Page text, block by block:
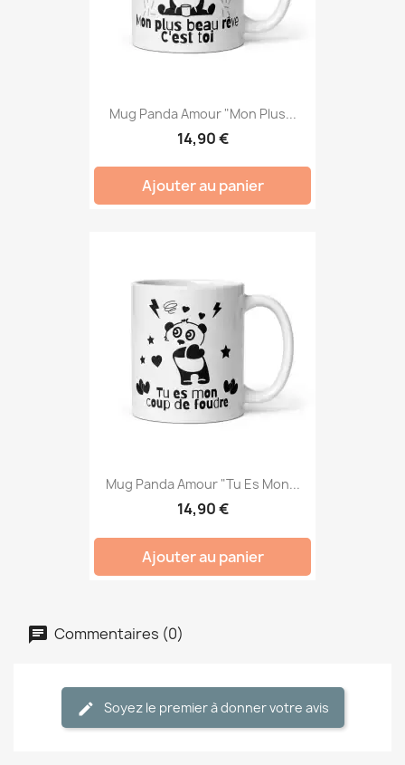
Mug Panda Amour "Mon Plus...
14,90 €
Ajouter au panier
Mug Panda Amour "Tu Es Mon...
14,90 €
Ajouter au panier
Commentaires (0)
Soyez le premier à donner votre avis